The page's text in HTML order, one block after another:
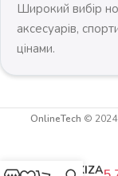
Широкий вибір
аксесуарів,
цінами.
OnlineTech ©
MARKIZA